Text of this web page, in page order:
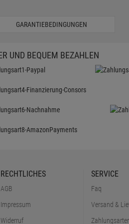
GARANTIEBEDINGUNGEN
UND BEQUEM BEZAHLEN
RECHTLICHES
AGB
Impressum
Widerruf
SERVICE
Faq
Versand &